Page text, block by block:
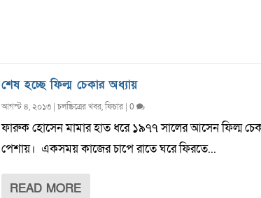
শেষ হচ্ছে ফিল্ম চেকার অধ্যায়
আগস্ট ৪, ২০১৩|চলচ্চিত্রের খবর,ফিচার| 0
ফারুক হোসেন মামার হাত ধরে ১৯৭৭ সালের আসেন ফিল্ম
পেশায়। একসময় কাজের চাপে রাতে ঘরে ফিরতে...
READ MORE